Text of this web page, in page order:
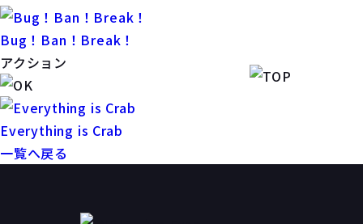
Bug！Ban！Break！
アクション
Everything is Crab
一覧へ戻る